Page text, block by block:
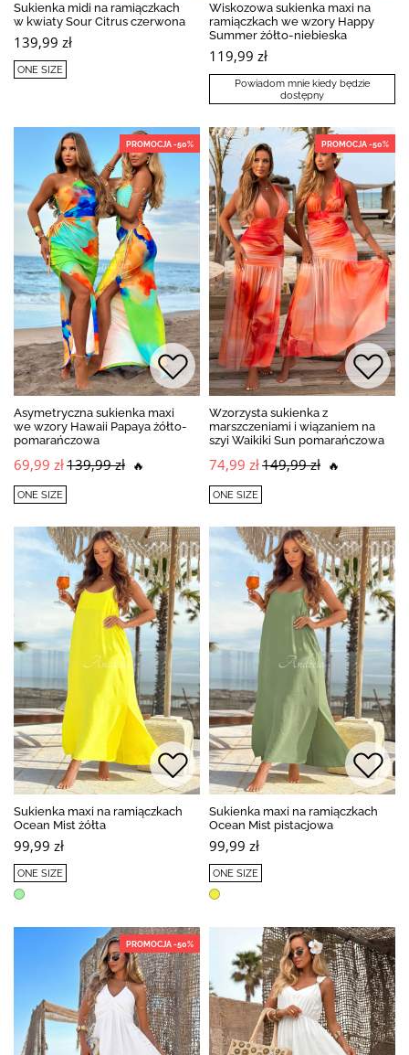
Sukienka midi na ramiączkach
w kwiaty Sour Citrus czerwona
139,99 zł
ONE SIZE
Wiskozowa sukienka maxi na
ramiączkach we wzory Happy
Summer żółto-niebieska
119,99 zł
Powiadom mnie kiedy będzie
dostępny
PROMOCJA -50%
Asymetryczna sukienka maxi
we wzory Hawaii Papaya żółto-
pomarańczowa
69,99 zł139,99 zł 🔥
ONE SIZE
PROMOCJA -50%
Wzorzysta sukienka z
marszczeniami i wiązaniem na
szyi Waikiki Sun pomarańczowa
74,99 zł149,99 zł 🔥
ONE SIZE
Sukienka maxi na ramiączkach
Ocean Mist żółta
99,99 zł
ONE SIZE
Sukienka maxi na ramiączkach
Ocean Mist pistacjowa
99,99 zł
ONE SIZE
PROMOCJA -50%